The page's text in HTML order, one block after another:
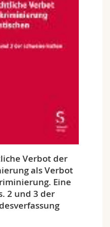
Verbot der
als Verbot
Eine
2 und 3 der